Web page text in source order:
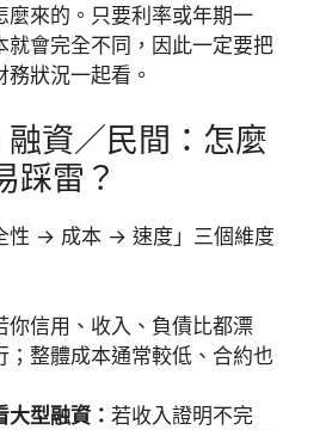
麼來的。只要利率或年期一
就會完全不同，因此一定要把
狀況一起看。
資／民間：怎麼
踩雷？
性 → 成本 → 速度」三個維度
你信用、收入、負債比都漂
；整體成本通常較低、合約也
型融資： 若收入證明不完